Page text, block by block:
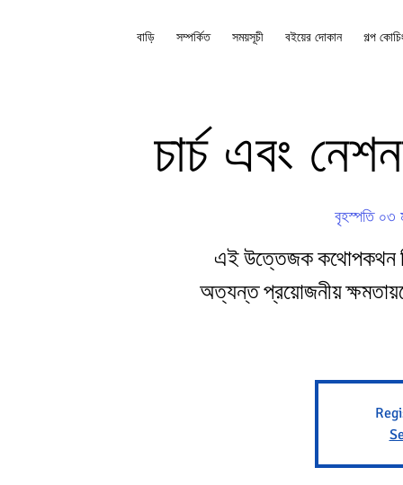
বাড়ি সম্পর্কিত সময়সূচী বইয়ের দোকান গল্প
চার্চ এবং
বৃহস্পতি ০৩
এই উত্তেজক কথোপকথন
অত্যন্ত প্রয়োজনীয়